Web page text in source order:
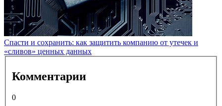
Спасти и сохранить: как защитить компанию от утечек и
«сливов» ценных данных
Комментарии
0